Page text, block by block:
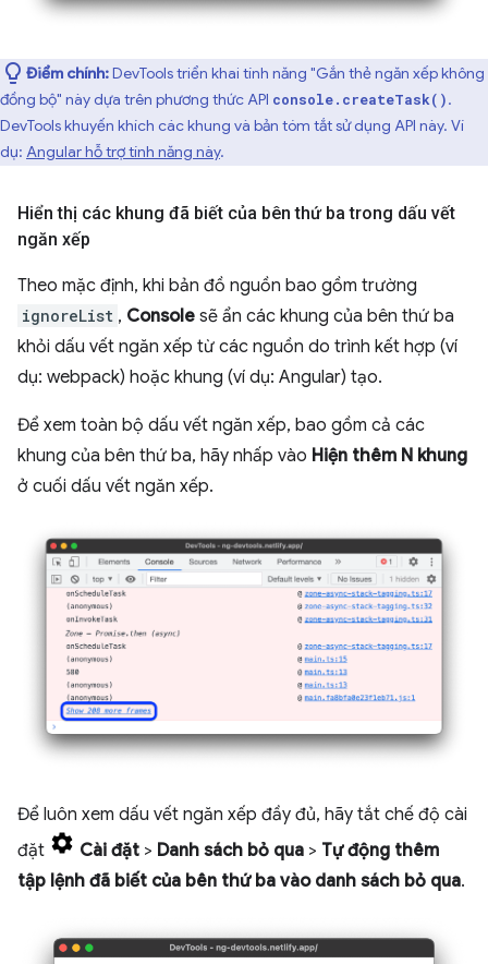
Điểm chính:DevTools triển khai tính năng "Gắn thẻ ngăn xếp không
đồng bộ" này dựa trên phương thức API console.createTask().
DevTools khuyến khích các khung và bản tóm tắt sử dụng API này. Ví
dụ: Angular hỗ trợ tính năng này.
Hiển thị các khung đã biết của bên thứ ba trong dấu vết
ngăn xếp
Theo mặc định, khi bản đồ nguồn bao gồm trường
ignoreList , Console sẽ ẩn các khung của bên thứ ba
khỏi dấu vết ngăn xếp từ các nguồn do trình kết hợp (ví
dụ: webpack) hoặc khung (ví dụ: Angular) tạo.
Để xem toàn bộ dấu vết ngăn xếp, bao gồm cả các
khung của bên thứ ba, hãy nhấp vào Hiện thêm N khung
ở cuối dấu vết ngăn xếp.
Để luôn xem dấu vết ngăn xếp đầy đủ, hãy tắt chế độ cài
đặt
Cài đặt > Danh sách bỏ qua > Tự động thêm
tập lệnh đã biết của bên thứ ba vào danh sách bỏ qua.